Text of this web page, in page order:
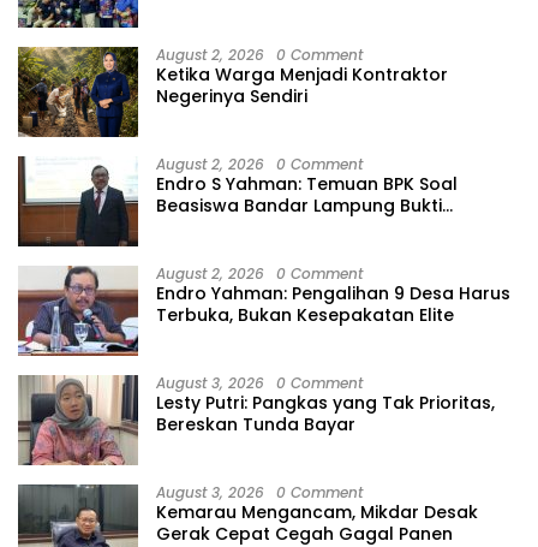
August 2, 2026 0 Comment
Ketika Warga Menjadi Kontraktor
Negerinya Sendiri
August 2, 2026 0 Comment
Endro S Yahman: Temuan BPK Soal
Beasiswa Bandar Lampung Bukti
August 2, 2026 0 Comment
Endro Yahman: Pengalihan 9 Desa Harus
Terbuka, Bukan Kesepakatan Elite
August 3, 2026 0 Comment
Lesty Putri: Pangkas yang Tak Prioritas,
Bereskan Tunda Bayar
August 3, 2026 0 Comment
Kemarau Mengancam, Mikdar Desak
Gerak Cepat Cegah Gagal Panen